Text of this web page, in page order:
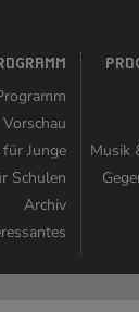
Vorschau
Junge
Schulen
Archiv
Musik